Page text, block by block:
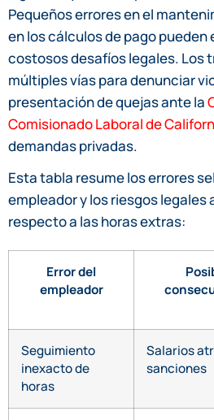
Pequeños errores en el
en los cálculos de pago
costosos desafíos legales. Los
múltiples vías para denunciar
presentación de quejas ante la
Comisionado Laboral de
demandas privadas.
Esta tabla resume los errores
empleador y los riesgos legales
respecto a las horas extras:
Error del
empleador
Seguimiento
inexacto de
horas
Salarios
sanciones